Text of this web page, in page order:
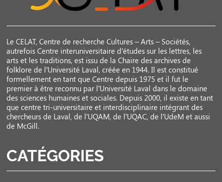
Le CELAT, Centre de recherche Cultures – Arts – Sociétés,
autrefois Centre interuniversitaire d’études sur les lettres, les
arts et les traditions, est issu de la Chaire des archives de
folklore de l’Université Laval, créée en 1944. Il est constitué
formellement en tant que Centre depuis 1975 et il fut le
premier à être reconnu par l’Université Laval dans le domaine
des sciences humaines et sociales. Depuis 2000, il existe en tant
que centre tri-universitaire et interdisciplinaire intégrant des
chercheurs de Laval, de l’UQAM, de l’UQAC, de l’UdeM et aussi
de McGill.
CATÉGORIES